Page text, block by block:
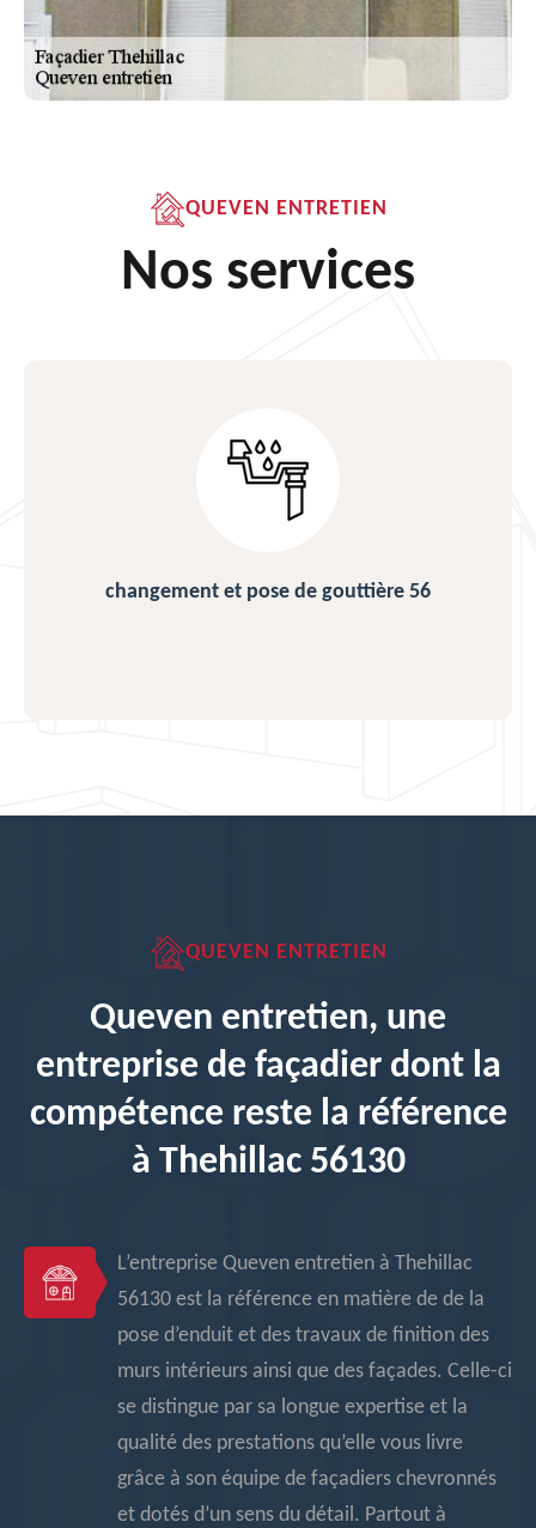
QUEVEN ENTRETIEN
Nos services
changement et pose de gouttière 56
QUEVEN ENTRETIEN
Queven entretien, une
entreprise de façadier dont la
compétence reste la référence
à Thehillac 56130
L’entreprise Queven entretien à Thehillac
56130 est la référence en matière de de la
pose d’enduit et des travaux de finition des
murs intérieurs ainsi que des façades. Celle-ci
se distingue par sa longue expertise et la
qualité des prestations qu’elle vous livre
grâce à son équipe de façadiers chevronnés
et dotés d’un sens du détail. Partout à